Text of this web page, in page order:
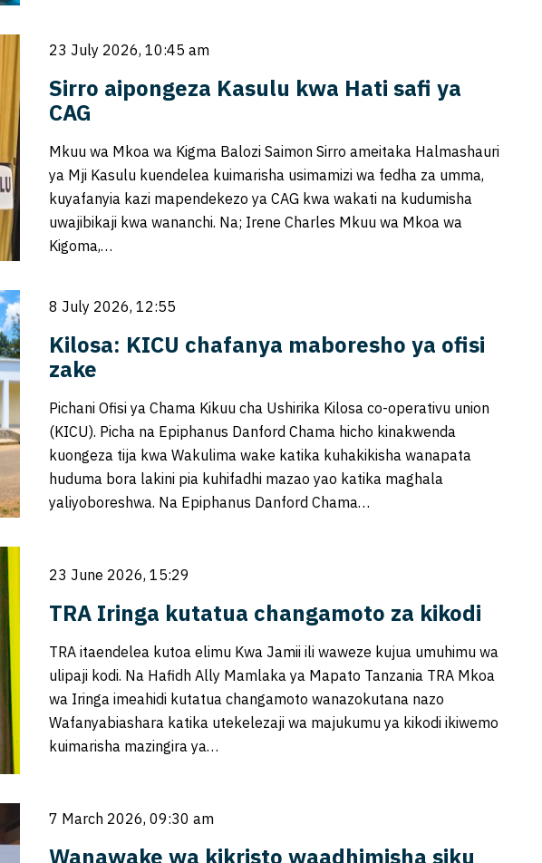
23 July 2026, 10:45 am
Sirro aipongeza Kasulu kwa Hati safi ya
CAG
Mkuu wa Mkoa wa Kigma Balozi Saimon Sirro ameitaka Halmashauri
ya Mji Kasulu kuendelea kuimarisha usimamizi wa fedha za umma,
kuyafanyia kazi mapendekezo ya CAG kwa wakati na kudumisha
uwajibikaji kwa wananchi. Na; Irene Charles Mkuu wa Mkoa wa
Kigoma,…
8 July 2026, 12:55
Kilosa: KICU chafanya maboresho ya ofisi
zake
Pichani Ofisi ya Chama Kikuu cha Ushirika Kilosa co-operativu union
(KICU). Picha na Epiphanus Danford Chama hicho kinakwenda
kuongeza tija kwa Wakulima wake katika kuhakikisha wanapata
huduma bora lakini pia kuhifadhi mazao yao katika maghala
yaliyoboreshwa. Na Epiphanus Danford Chama…
23 June 2026, 15:29
TRA Iringa kutatua changamoto za kikodi
TRA itaendelea kutoa elimu Kwa Jamii ili waweze kujua umuhimu wa
ulipaji kodi. Na Hafidh Ally Mamlaka ya Mapato Tanzania TRA Mkoa
wa Iringa imeahidi kutatua changamoto wanazokutana nazo
Wafanyabiashara katika utekelezaji wa majukumu ya kikodi ikiwemo
kuimarisha mazingira ya…
7 March 2026, 09:30 am
Wanawake wa kikristo waadhimisha siku